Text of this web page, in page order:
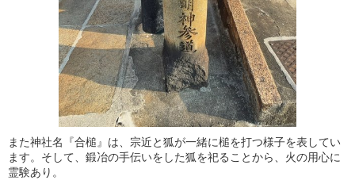
また神社名『合槌』は、宗近と狐が一緒に槌を打つ様子を表してい
ます。そして、鍛冶の手伝いをした狐を祀ることから、火の用心に
霊験あり。